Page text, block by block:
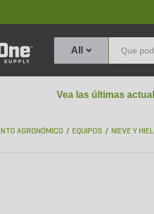
All
Vea las últimas
AGRONÓMICO EQUIPOS NIEVE Y